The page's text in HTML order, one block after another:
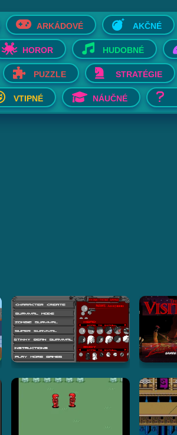
ARKÁDOVÉ AKČNÉ
HOROR HUDOBNÉ
PUZZLE STRATÉGIE
VTIPNÉ NÁUČNÉ